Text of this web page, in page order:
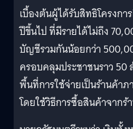
เบื้องต้นผู้ได้รับสิทธิโครงก
ปีขึ้นไป ที่มีรายได้ไม่ถึง
บัญชีรวมกันน้อยกว่า
ครอบคลุมประชาชนราว
พื้นที่การใช้จ่ายเป็นร้านค้า
โดยใช้วิธีการซื้อสินค้าจากร้